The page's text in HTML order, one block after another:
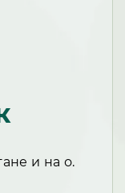
и на о.